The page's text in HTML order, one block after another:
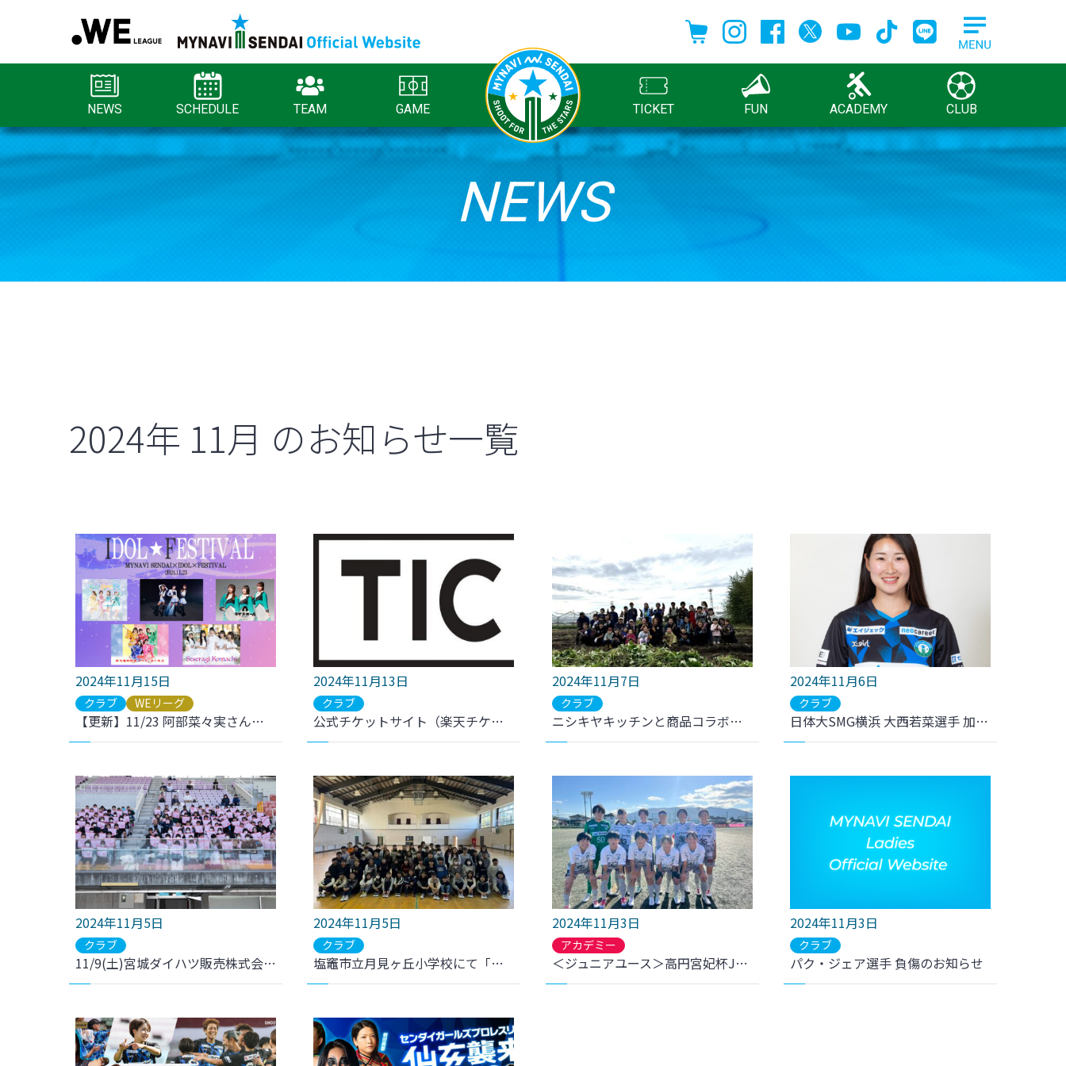
NEWS SCHEDULE TEAM GAME TICKET FUN ACADEMY CLUB
NEWS
2024年 11月 のお知らせ一覧
2024年11月15日
クラブ WEリーグ
【更新】11/23 阿部菜々実さん来場決定！「IDOL☆FESTIVAL」開催のお知らせ
2024年11月13日
クラブ
公式チケットサイト（楽天チケット）緊急メンテナンスのお知らせ
2024年11月7日
クラブ
ニシキヤキッチンと商品コラボ「伊達な娘とさつまいもプロジェクト」
2024年11月6日
クラブ
日体大SMG横浜 大西若菜選手 加入内定のお知らせ
2024年11月5日
クラブ
11/9(土)宮城ダイハツ販売株式会社主催宮城県内サッカー少女招待事業実施のお知らせ
2024年11月5日
クラブ
塩竈市立月見ヶ丘小学校にて「夢先生」を実施しました。
2024年11月3日
アカデミー
＜ジュニアユース＞高円宮妃杯JFA第29回全日本U15女子サッカー選手権大会東北第1代表決定戦 結果のお知らせ
2024年11月3日
クラブ
パク・ジェア選手 負傷のお知らせ